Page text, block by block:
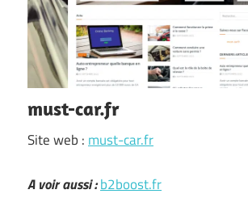
must-car.fr
Site web : must-car.fr
A voir aussi :b2boost.fr